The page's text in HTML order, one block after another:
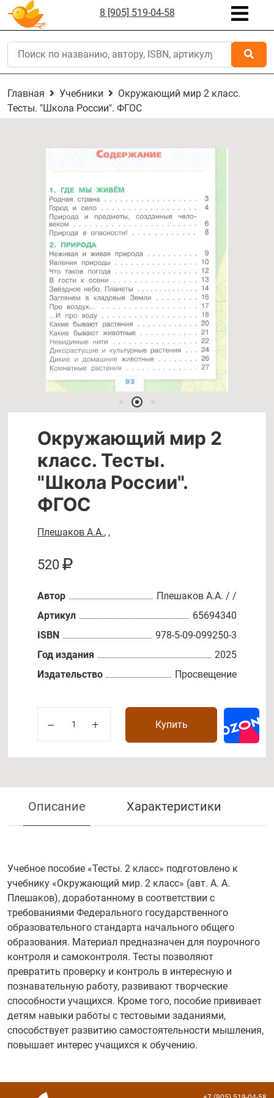
8 [905] 519-04-58
Главная Учебники
Окружающий мир 2 класс.
Тесты. "Школа России". ФГОС
Окружающий мир 2
класс. Тесты.
"Школа России".
ФГОС
Плешаков А.А., ,
520
Автор
Плешаков А.А. / /
Артикул
65694340
ISBN
978-5-09-099250-3
Год издания
2025
Издательство
Просвещение
Купить
Описание Характеристики
Учебное пособие «Тесты. 2 класс» подготовлено к
учебнику «Окружающий мир. 2 класс» (авт. А. А.
Плешаков), доработанному в соответствии с
требованиями Федерального государственного
образовательного стандарта начального общего
образования. Материал предназначен для поурочного
контроля и самоконтроля. Тесты позволяют
превратить проверку и контроль в интересную и
познавательную работу, развивают творческие
способности учащихся. Кроме того, пособие прививает
детям навыки работы с тестовыми заданиями,
способствует развитию самостоятельности мышления,
повышает интерес учащихся к обучению.